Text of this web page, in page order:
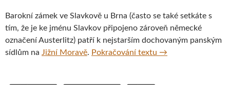
Barokní zámek ve Slavkově u Brna (často se také setkáte s
tím, že je ke jménu Slavkov připojeno zároveň německé
označení Austerlitz) patří k nejstarším dochovaným panským
sídlům na Jižní Moravě. Pokračování textu Zámek Slavkov u
→